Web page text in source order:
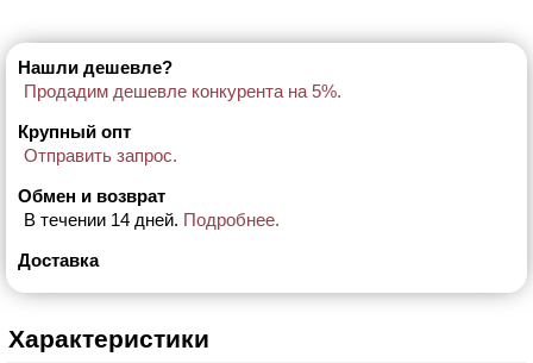
Нашли дешевле?
Продадим дешевле конкурента на 5%.
Крупный опт
Отправить запрос.
Обмен и возврат
В течении 14 дней. Подробнее.
Доставка
Характеристики